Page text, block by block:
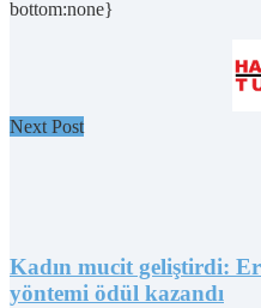
bottom:none}
Next Post
Kadın mucit geliştirdi:
yöntemi ödül kazandı